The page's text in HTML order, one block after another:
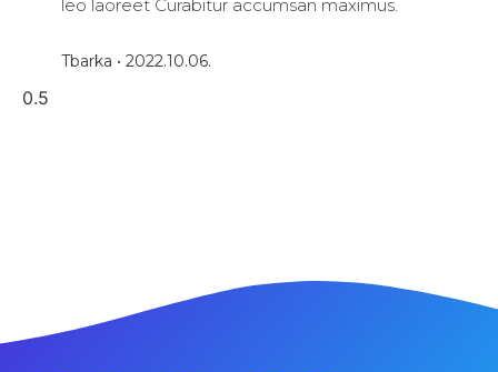
leo laoreet Curabitur accumsan maximus.
Tbarka 2022.10.06.